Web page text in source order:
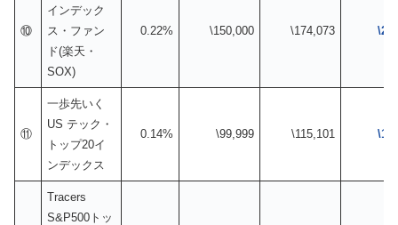
⑩
インデック
ス・ファン
ド(楽天・
SOX)
0.22% \150,000 \174,073
⑪
一歩先いく
US テック・
トップ20イ
ンデックス
0.14% \99,999 \115,101
Tracers
S&P500トッ